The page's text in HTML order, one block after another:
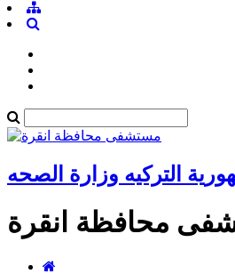
التركيه وزارة الصحه
محافظة انقرة